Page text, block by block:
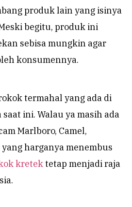
produk lain yang isinya
begitu, produk ini
sebisa mungkin agar
konsumennya.
termahal yang ada di
ini. Walau ya masih ada
Marlboro, Camel,
harganya menembus
kretektetap menjadi raja